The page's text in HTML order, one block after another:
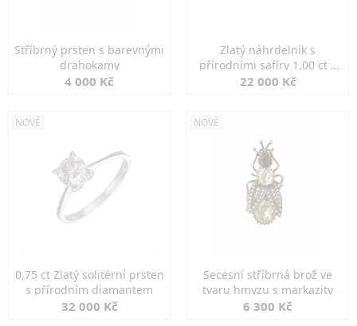
Stříbrný prsten s barevnými
drahokamy
4 000 Kč
Zlatý náhrdelník s
přírodními safíry 1,00 ct a
diamanty
22 000 Kč
NOVÉ
0,75 ct Zlatý solitérní prsten
s přírodním diamantem
32 000 Kč
NOVÉ
Secesní stříbrná brož ve
tvaru hmyzu s markazity
6 300 Kč